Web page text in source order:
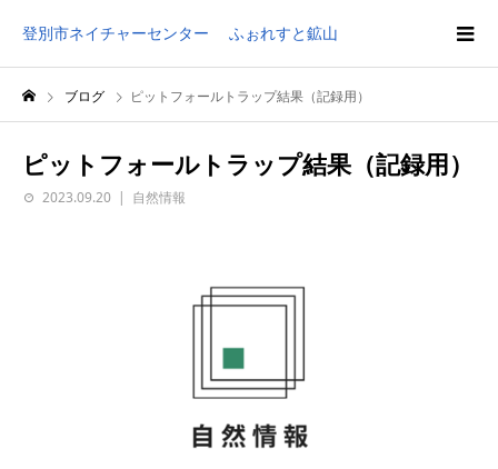
登別市ネイチャーセンター ふぉれすと鉱山
ブログ ピットフォールトラップ結果（記録用）
ピットフォールトラップ結果（記録用）
2023.09.20 自然情報